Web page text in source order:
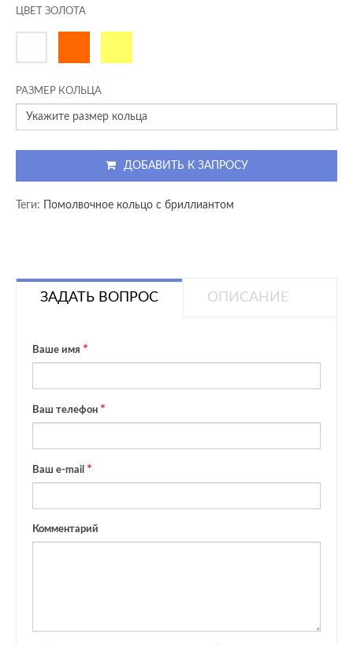
ЦВЕТ ЗОЛОТА
РАЗМЕР КОЛЬЦА
ДОБАВИТЬ К ЗАПРОСУ
Теги: Помолвочное кольцо с бриллиантом
ЗАДАТЬ ВОПРОС ОПИСАНИЕ
Ваше имя
Ваш телефон
Ваш e-mail
Комментарий